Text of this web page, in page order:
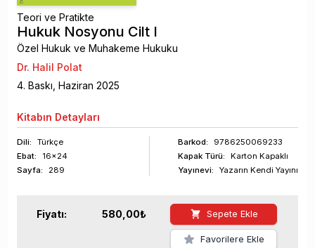
Teori ve Pratikte
Hukuk Nosyonu Cilt I
Özel Hukuk ve Muhakeme Hukuku
Dr. Halil Polat
4. Baskı, Haziran 2025
Kitabın Detayları
Dili:
Türkçe
Ebat:
16x24
Sayfa: 289
Barkod:
9786250069233
Kapak Türü:
Karton Kapaklı
Yayınevi:
Yazarın Kendi Yayını
Fiyatı: 580,00₺ Sepete Ekle
Favorilere Ekle